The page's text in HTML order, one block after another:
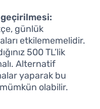
geçirilmesi:
günlük
etkilememelidir.
500 TL’lik
Alternatif
yaparak bu
olabilir.